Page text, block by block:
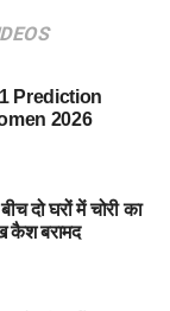
Prediction
2026
दो घरों में चोरी का
कैश बरामद